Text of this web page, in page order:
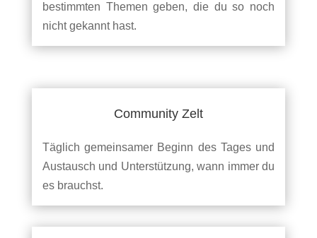
bestimmten Themen geben, die du so noch
nicht gekannt hast.
Community Zelt
Täglich gemeinsamer Beginn des Tages und
Austausch und Unterstützung, wann immer du
es brauchst.